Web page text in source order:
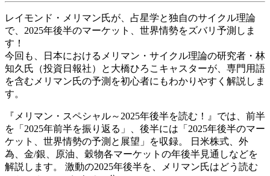
レイモンド・メリマン氏が、占星学と独自のサイクル理論
で、2025年後半のマーケット、世界情勢をズバリ予測しま
す！
今回も、日本におけるメリマン・サイクル理論の研究者・林
知久氏（投資日報社）と大橋ひろこキャスターが、専門用語
を含むメリマン氏の予測を初心者にもわかりやすく解説しま
す。
『メリマン・スペシャル～2025年後半を読む！』では、前半
を「2025年前半を振り返る」、後半には「2025年後半のマー
ケット、世界情勢の予測と展望」を収録。 日米株式、外
為、金/銀、原油、穀物各マーケットの年後半見通しなどを
解説します。 激動の2025年後半を、メリマン氏はどう読む